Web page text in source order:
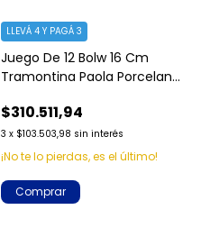
Juego De 12 Bolw 16 Cm
Tramontina Paola Porcelana
$310.511,94
3 x $103.503,98 sin interés
LLEVÁ 4 Y PAGÁ 3
¡No te lo pierdas, es el último!
Comprar